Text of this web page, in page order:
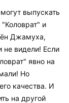
выпускать
"Коловрат" и
Джамуха,
не видели! Если
явно на
Но
качества. И
на другой